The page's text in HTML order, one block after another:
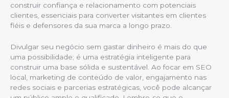
construir confiança e relacionamento com potenciais
clientes, essenciais para converter visitantes em clientes
fiéis e defensores da sua marca a longo prazo.
Divulgar seu negócio sem gastar dinheiro é mais do que
uma possibilidade; é uma estratégia inteligente para
construir uma base sólida e sustentável. Ao focar em SEO
local, marketing de conteúdo de valor, engajamento nas
redes sociais e parcerias estratégicas, você pode alcançar